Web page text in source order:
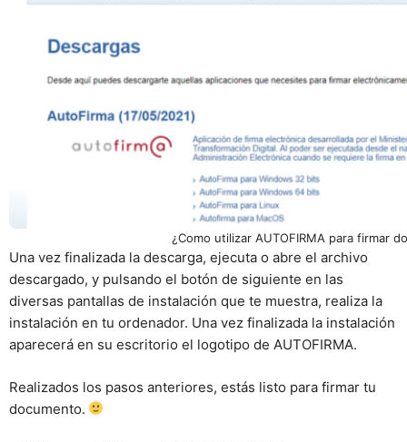
¿Como utilizar AUTOFIRMA para firmar
Una vez finalizada la descarga, ejecuta o abre el archivo
descargado, y pulsando el botón de siguiente en las
diversas pantallas de instalación que te muestra, realiza la
instalación en tu ordenador. Una vez finalizada la instalación
aparecerá en su escritorio el logotipo de AUTOFIRMA.
Realizados los pasos anteriores, estás listo para firmar tu
documento.